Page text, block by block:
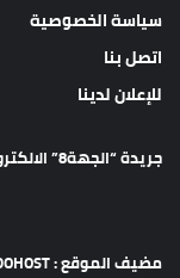
سياسة الخصوصية
اتصل بنا
للإعلان لدينا
جريدة “الجهة8” الالكترونية –
مضيف الموقع : NINDOHOST